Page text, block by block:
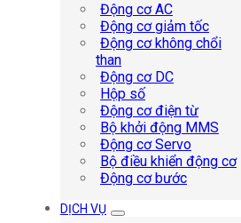
Động cơ AC
Động cơ giảm tốc
Động cơ không chổi
than
Động cơ DC
Hộp số
Động cơ điện từ
Bộ khởi động MMS
Động cơ Servo
Bộ điều khiển động cơ
Động cơ bước
DỊCH VỤ